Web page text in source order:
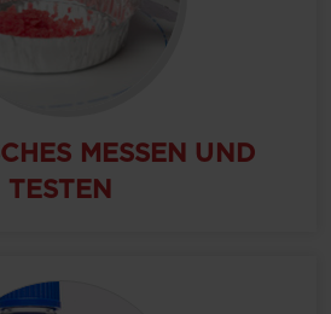
MESSEN UND
TESTEN